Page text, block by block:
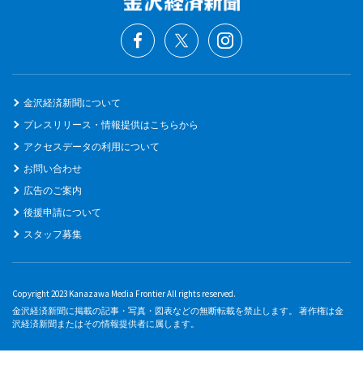
金沢経済新聞について
プレスリリース・情報提供はこちらから
アクセスデータの利用について
お問い合わせ
広告のご案内
後援申請について
スタッフ募集
Copyright 2023 Kanazawa Media Frontier All rights reserved.
金沢経済新聞に掲載の記事・写真・図表などの無断転載を禁止します。 著作権は金
沢経済新聞またはその情報提供者に属します。